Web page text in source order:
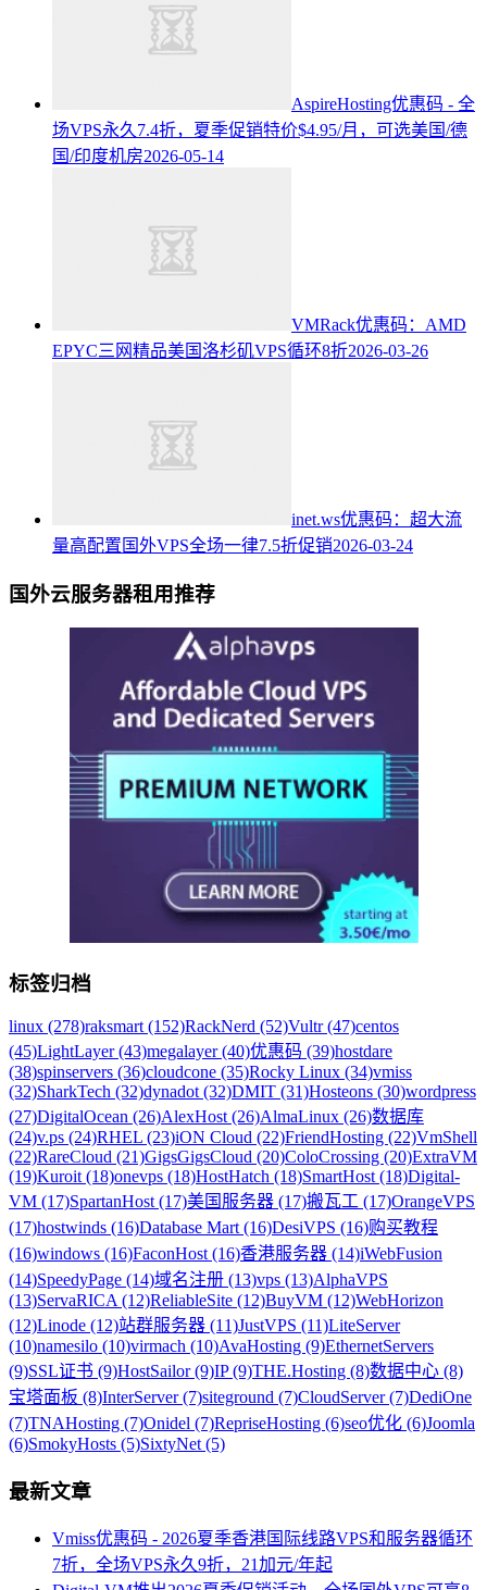
AspireHosting优惠码 - 全
场VPS永久7.4折，夏季促销特价$4.95/月，可选美国/德
国/印度机房2026-05-14
VMRack优惠码：AMD
EPYC三网精品美国洛杉矶VPS循环8折2026-03-26
inet.ws优惠码：超大流
量高配置国外VPS全场一律7.5折促销2026-03-24
国外云服务器租用推荐
标签归档
linux (278)raksmart (152)RackNerd (52)Vultr (47)centos
(45)LightLayer (43)megalayer (40)优惠码 (39)hostdare
(38)spinservers (36)cloudcone (35)Rocky Linux (34)vmiss
(32)SharkTech (32)dynadot (32)DMIT (31)Hosteons (30)wordpress
(27)DigitalOcean (26)AlexHost (26)AlmaLinux (26)数据库
(24)v.ps (24)RHEL (23)iON Cloud (22)FriendHosting (22)VmShell
(22)RareCloud (21)GigsGigsCloud (20)ColoCrossing (20)ExtraVM
(19)Kuroit (18)onevps (18)HostHatch (18)SmartHost (18)Digital-
VM (17)SpartanHost (17)美国服务器 (17)搬瓦工 (17)OrangeVPS
(17)hostwinds (16)Database Mart (16)DesiVPS (16)购买教程
(16)windows (16)FaconHost (16)香港服务器 (14)iWebFusion
(14)SpeedyPage (14)域名注册 (13)vps (13)AlphaVPS
(13)ServaRICA (12)ReliableSite (12)BuyVM (12)WebHorizon
(12)Linode (12)站群服务器 (11)JustVPS (11)LiteServer
(10)namesilo (10)virmach (10)AvaHosting (9)EthernetServers
(9)SSL证书 (9)HostSailor (9)IP (9)THE.Hosting (8)数据中心 (8)
宝塔面板 (8)InterServer (7)siteground (7)CloudServer (7)DediOne
(7)TNAHosting (7)Onidel (7)RepriseHosting (6)seo优化 (6)Joomla
(6)SmokyHosts (5)SixtyNet (5)
最新文章
Vmiss优惠码 - 2026夏季香港国际线路VPS和服务器循环
7折，全场VPS永久9折，21加元/年起